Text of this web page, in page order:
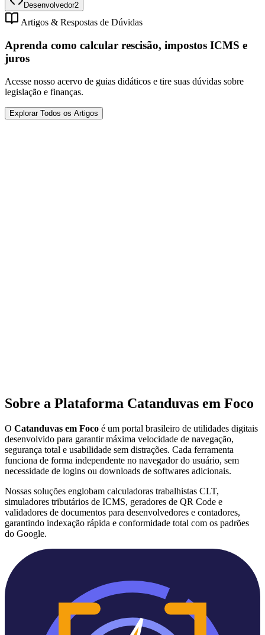
Desenvolvedor2
Artigos & Respostas de Dúvidas
Aprenda como calcular rescisão, impostos ICMS e
juros
Acesse nosso acervo de guias didáticos e tire suas dúvidas sobre
legislação e finanças.
Explorar Todos os Artigos
Sobre a Plataforma Catanduvas em Foco
O Catanduvas em Foco é um portal brasileiro de utilidades digitais
desenvolvido para garantir máxima velocidade de navegação,
segurança total e usabilidade sem distrações. Cada ferramenta
funciona de forma independente no navegador do usuário, sem
necessidade de logins ou downloads de softwares adicionais.
Nossas soluções englobam calculadoras trabalhistas CLT,
simuladores tributários de ICMS, geradores de QR Code e
validadores de documentos para desenvolvedores e contadores,
garantindo indexação rápida e conformidade total com os padrões
do Google.